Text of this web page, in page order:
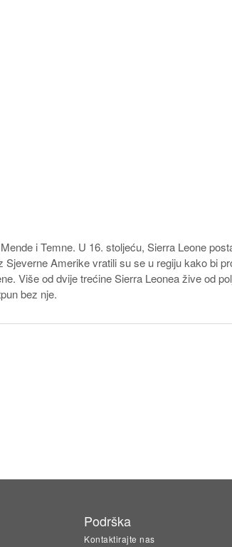
i Temne. U 16. stoljeću, Sierra Leone
Amerike vratili su se u regiju kako bi
Više od dvije trećine Sierra Leonea žive od
bez nje.
Podrška
Kontaktirajte nas